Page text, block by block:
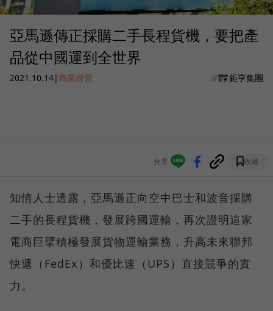
亞馬遜傳正採購二手長程貨機，要把產
品從中國運到全世界
2021.10.14|商業經營 鉅亨集團
分享 收藏
知情人士透露，亞馬遜正向空中巴士和波音採購
二手的長程貨機，發展跨國運輸，再次證明這家
電商巨擘積極發展貨物運輸業務，升高未來聯邦
快遞（FedEx）和優比速（UPS）直接競爭的實
力。